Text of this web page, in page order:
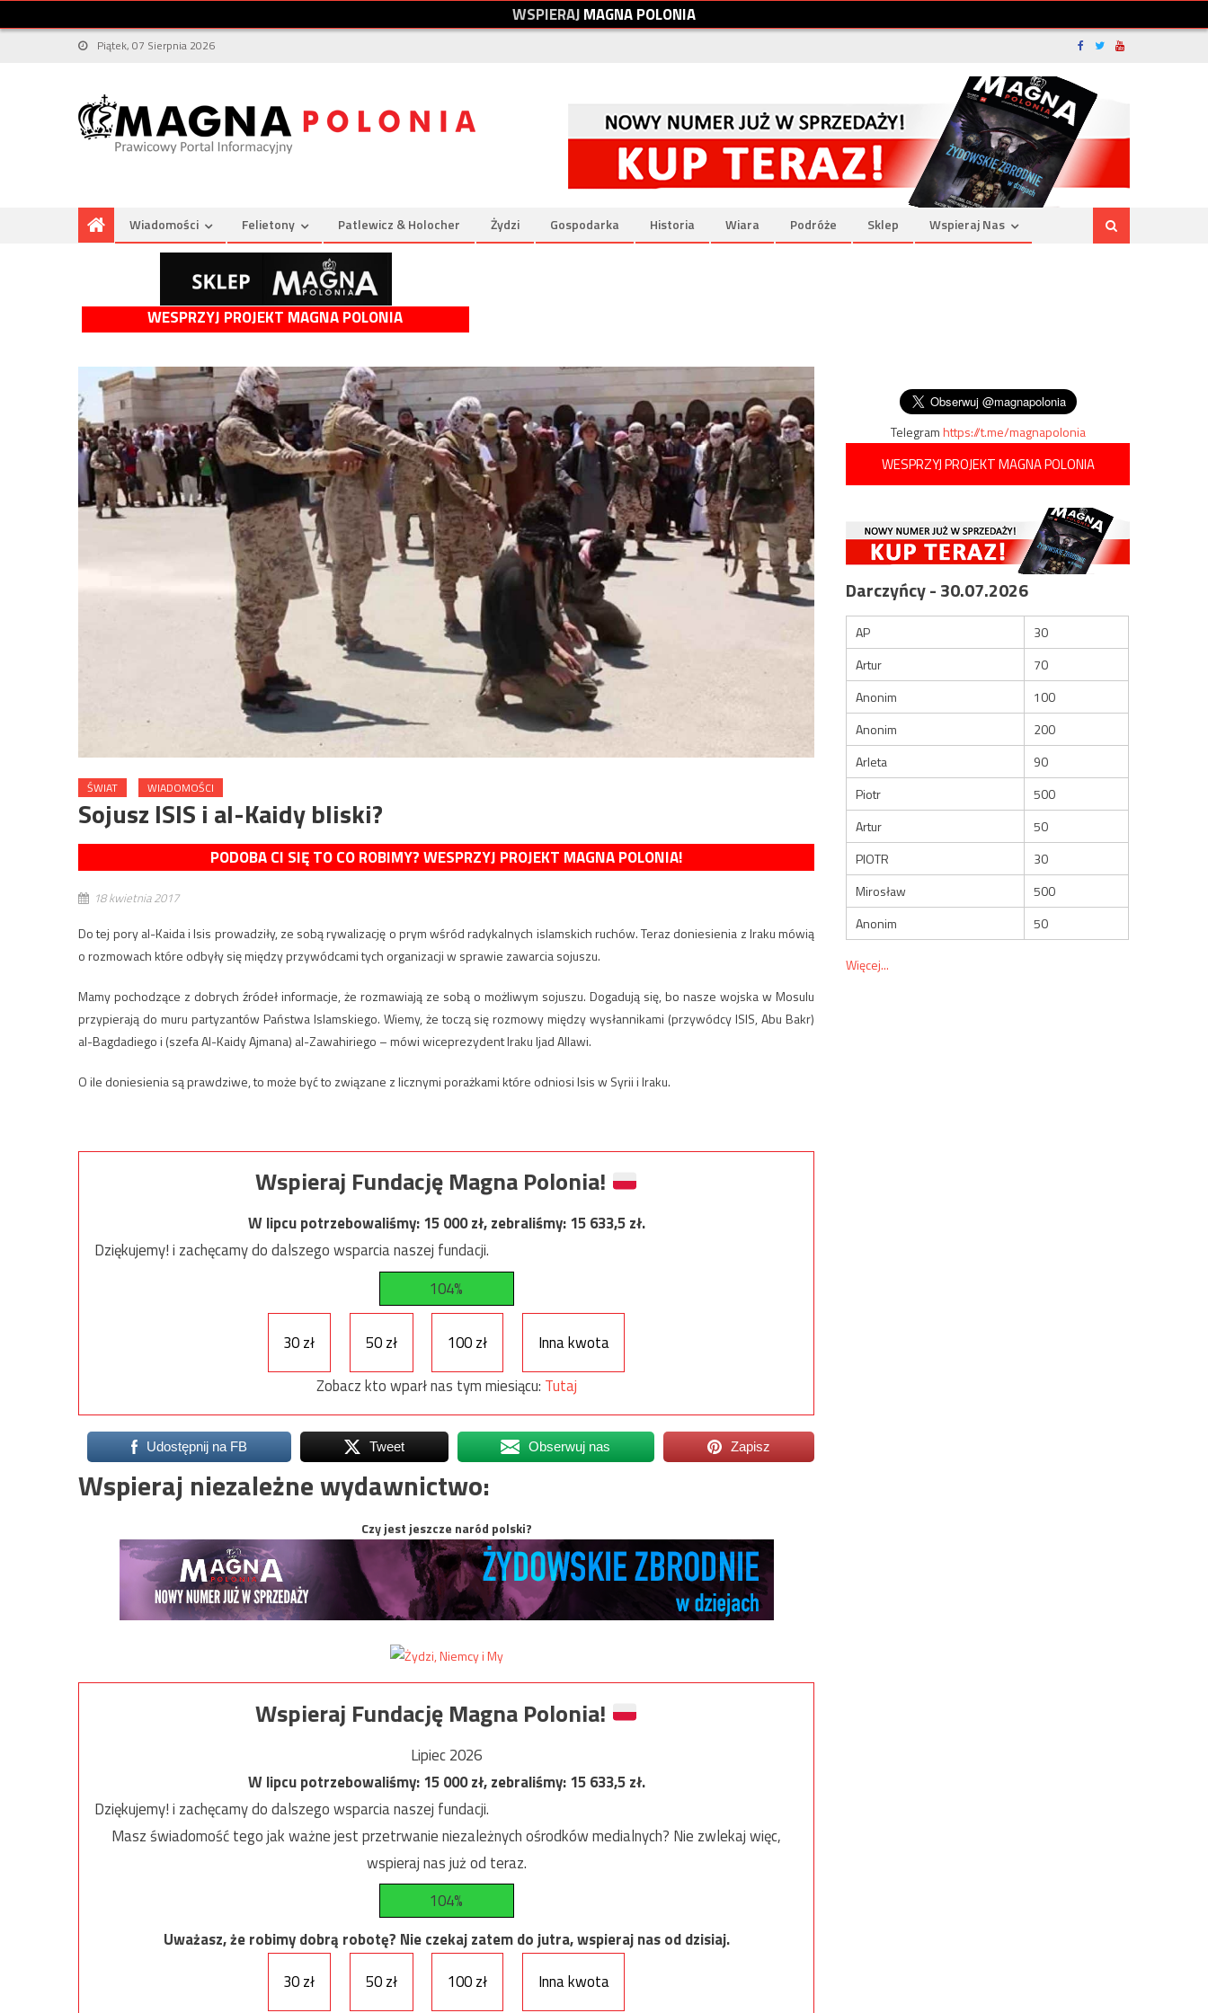
WSPIERAJMAGNAPOLONIA
Piątek, 07 Sierpnia 2026
Wiadomości Felietony Patlewicz & Holocher Żydzi Gospodarka Historia Wiara Podróże Sklep Wspieraj Nas
WESPRZYJ PROJEKT MAGNA POLONIA
ŚWIAT WIADOMOŚCI
Sojusz ISIS i al-Kaidy bliski?
PODOBA CI SIĘ TO CO ROBIMY? WESPRZYJ PROJEKT MAGNA POLONIA!
18 kwietnia 2017
Do tej pory al-Kaida i Isis prowadziły, ze sobą rywalizację o prym wśród radykalnych islamskich ruchów. Teraz doniesienia z Iraku mówią
o rozmowach które odbyły się między przywódcami tych organizacji w sprawie zawarcia sojuszu.
Mamy pochodzące z dobrych źródeł informacje, że rozmawiają ze sobą o możliwym sojuszu. Dogadują się, bo nasze wojska w Mosulu
przypierają do muru partyzantów Państwa Islamskiego. Wiemy, że toczą się rozmowy między wysłannikami (przywódcy ISIS, Abu Bakr)
al-Bagdadiego i (szefa Al-Kaidy Ajmana) al-Zawahiriego – mówi wiceprezydent Iraku Ijad Allawi.
O ile doniesienia są prawdziwe, to może być to związane z licznymi porażkami które odniosi Isis w Syrii i Iraku.
Wspieraj Fundację Magna Polonia!
W lipcu potrzebowaliśmy:15 000zł, zebraliśmy:15 633,5zł.
Dziękujemy! i zachęcamy do dalszego wsparcia naszej fundacji.
104%
30 zł 50 zł 100 zł
Inna kwota
Zobacz kto wparł nas tym miesiącu: Tutaj
Udostępnij na FB Tweet Obserwuj nas Zapisz
Wspieraj niezależne wydawnictwo:
Czy jest jeszcze naród polski?
Wspieraj Fundację Magna Polonia!
Lipiec 2026
W lipcu potrzebowaliśmy:15 000zł, zebraliśmy:15 633,5zł.
Dziękujemy! i zachęcamy do dalszego wsparcia naszej fundacji.
Masz świadomość tego jak ważne jest przetrwanie niezależnych ośrodków medialnych? Nie zwlekaj więc,
wspieraj nas już od teraz.
104%
Uważasz, że robimy dobrą robotę? Nie czekaj zatem do jutra, wspieraj nas od dzisiaj.
30 zł
50 zł 100 zł Inna kwota
Telegramhttps://t.me/magnapolonia
WESPRZYJ PROJEKT MAGNA POLONIA
Darczyńcy - 30.07.2026
AP
30
Artur
70
Anonim
100
Anonim
200
Arleta
90
Piotr
500
Artur
50
PIOTR
30
Mirosław
500
Anonim
50
Więcej...